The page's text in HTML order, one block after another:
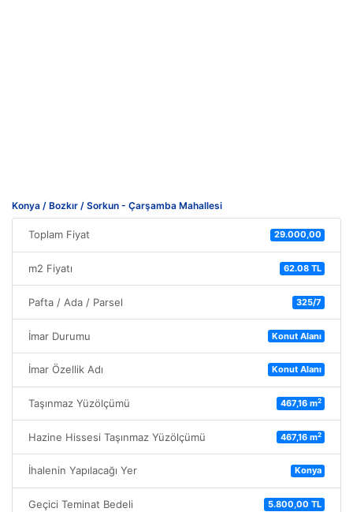
Konya / Bozkır / Sorkun - Çarşamba Mahallesi
Toplam Fiyat 29.000,00
m2 Fiyatı 62.08 TL
Pafta / Ada / Parsel 325/7
İmar Durumu Konut Alanı
İmar Özellik Adı Konut Alanı
Taşınmaz Yüzölçümü 467,16 m2
Hazine Hissesi Taşınmaz Yüzölçümü 467,16 m2
İhalenin Yapılacağı Yer Konya
Geçici Teminat Bedeli 5.800,00 TL